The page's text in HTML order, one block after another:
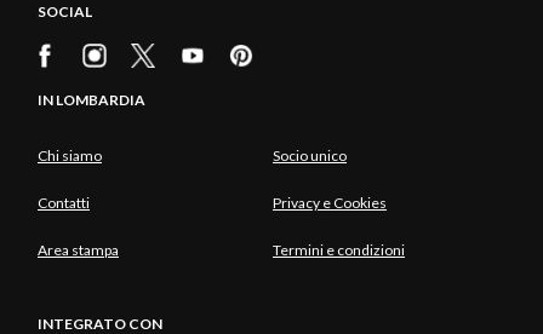
SOCIAL
IN LOMBARDIA
Chi siamo Socio unico
Contatti Privacy e Cookies
Area stampa Termini e condizioni
INTEGRATO CON